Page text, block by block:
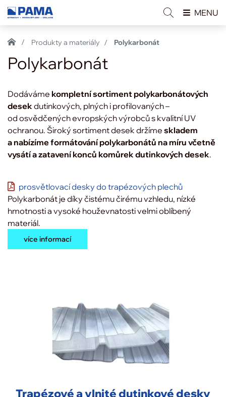
Produkty a materiály Polykarbonát
Polykarbonát
Dodáváme kompletní sortiment polykarbonátových
desek dutinkových, plných i profilovaných –
od osvědčených evropských výrobců s kvalitní UV
ochranou. Široký sortiment desek držíme skladem
a nabízíme formátování polykarbonátů na míru včetně
vysátí a zatavení konců komůrek dutinkových desek.
prosvětlovací desky do trapézových plechů
Polykarbonát je díky čistému čirému vzhledu, nízké
hmotnosti a vysoké houževnatosti velmi oblíbený
materiál.
více informací
Trapézové a vlnité dutinkové desky
MENU